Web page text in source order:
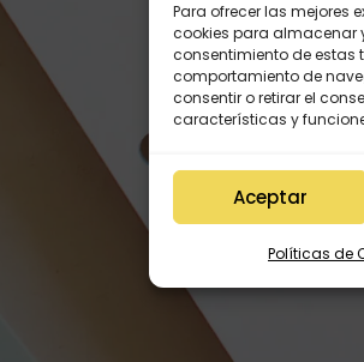
Para ofrecer las mejores
cookies para almacenar
consentimiento de estas
comportamiento de
consentir o retirar el
características y
Aceptar
Políticas de